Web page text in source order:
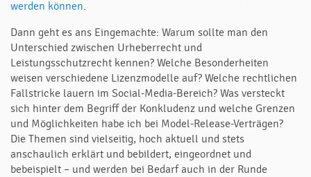
werden können.
Dann geht es ans Eingemachte: Warum sollte man den
Unterschied zwischen Urheberrecht und
Leistungsschutzrecht kennen? Welche Besonderheiten
weisen verschiedene Lizenzmodelle auf? Welche rechtlichen
Fallstricke lauern im Social-Media-Bereich? Was versteckt
sich hinter dem Begriff der Konkludenz und welche Grenzen
und Möglichkeiten habe ich bei Model-Release-Verträgen?
Die Themen sind vielseitig, hoch aktuell und stets
anschaulich erklärt und bebildert, eingeordnet und
bebeispielt – und werden bei Bedarf auch in der Runde